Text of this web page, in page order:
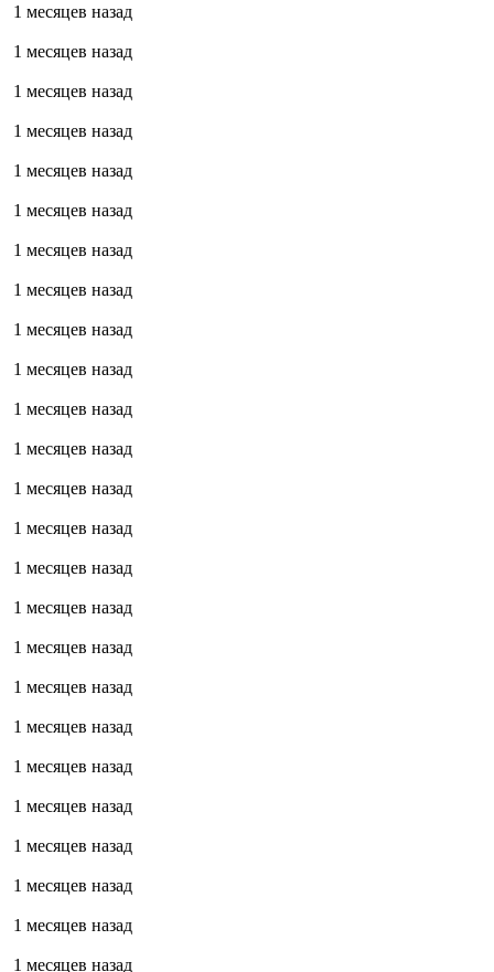
1 месяцев назад
1 месяцев назад
1 месяцев назад
1 месяцев назад
1 месяцев назад
1 месяцев назад
1 месяцев назад
1 месяцев назад
1 месяцев назад
1 месяцев назад
1 месяцев назад
1 месяцев назад
1 месяцев назад
1 месяцев назад
1 месяцев назад
1 месяцев назад
1 месяцев назад
1 месяцев назад
1 месяцев назад
1 месяцев назад
1 месяцев назад
1 месяцев назад
1 месяцев назад
1 месяцев назад
1 месяцев назад